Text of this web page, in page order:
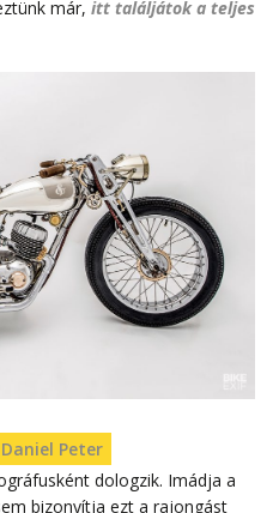
már, itt találjátok a teljes
Daniel Peter
dologzik. Imádja a
bizonyítja ezt a rajongást